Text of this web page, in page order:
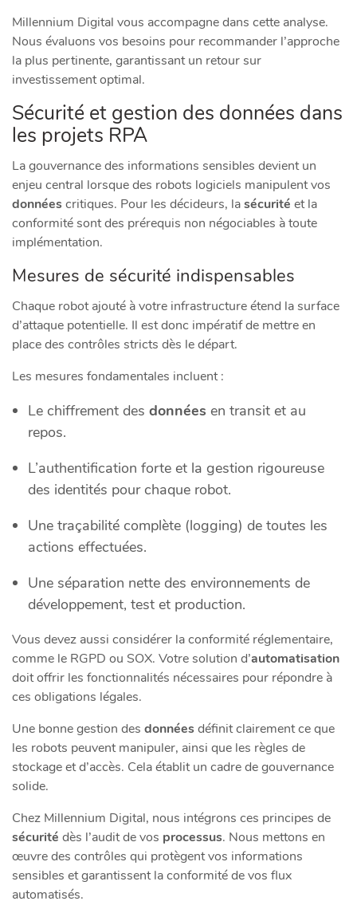
Millennium Digital vous accompagne dans cette analyse.
Nous évaluons vos besoins pour recommander l’approche
la plus pertinente, garantissant un retour sur
investissement optimal.
Sécurité et gestion des données dans
les projets RPA
La gouvernance des informations sensibles devient un
enjeu central lorsque des robots logiciels manipulent vos
donnéescritiques. Pour les décideurs, lasécurité et la
conformité sont des prérequis non négociables à toute
implémentation.
Mesures de sécurité indispensables
Chaque robot ajouté à votre infrastructure étend la surface
d’attaque potentielle. Il est donc impératif de mettre en
place des contrôles stricts dès le départ.
Les mesures fondamentales incluent :
Le chiffrement des données en transit et au
repos.
L’authentification forte et la gestion rigoureuse
des identités pour chaque robot.
Une traçabilité complète (logging) de toutes les
actions effectuées.
Une séparation nette des environnements de
développement, test et production.
Vous devez aussi considérer la conformité réglementaire,
comme le RGPD ou SOX. Votre solution d’automatisation
doit offrir les fonctionnalités nécessaires pour répondre à
ces obligations légales.
Une bonne gestion des donnéesdéfinit clairement ce que
les robots peuvent manipuler, ainsi que les règles de
stockage et d’accès. Cela établit un cadre de gouvernance
solide.
Chez Millennium Digital, nous intégrons ces principes de
sécurité dès l’audit de vos processus. Nous mettons en
œuvre des contrôles qui protègent vos informations
sensibles et garantissent la conformité de vos flux
automatisés.